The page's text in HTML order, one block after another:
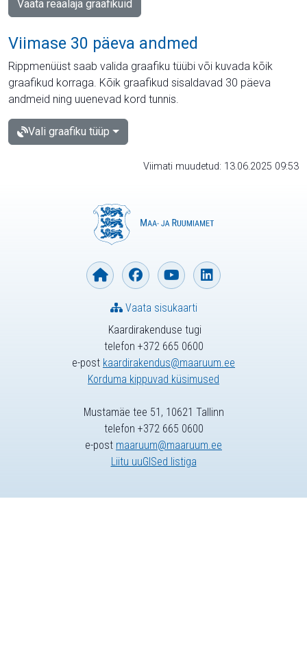
Vaata reaalaja graafikuid
Viimase 30 päeva andmed
Rippmenüüst saab valida graafiku tüübi või kuvada kõik
graafikud korraga. Kõik graafikud sisaldavad 30 päeva
andmeid ning uuenevad kord tunnis.
Vali graafiku tüüp
Viimati muudetud: 13.06.2025 09:53
Kaardirakenduse tugi
telefon +372 665 0600
e-post kaardirakendus@maaruum.ee
Korduma kippuvad küsimused
Vaata sisukaarti
Mustamäe tee 51, 10621 Tallinn
telefon +372 665 0600
e-post maaruum@maaruum.ee
Liitu uuGISed listiga